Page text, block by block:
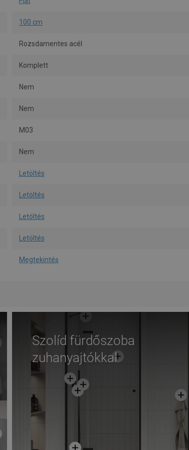
100 cm
Rozsdamentes acél
Komplett
Nem
Nem
M03
Nem
Letöltés
Letöltés
Letöltés
Letöltés
Megtekintés
Szolíd fürdőszoba
zuhanyajtókkal